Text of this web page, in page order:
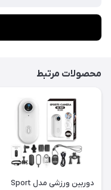
محصولات مرتبط
دوربین ورزشی مدل Sport